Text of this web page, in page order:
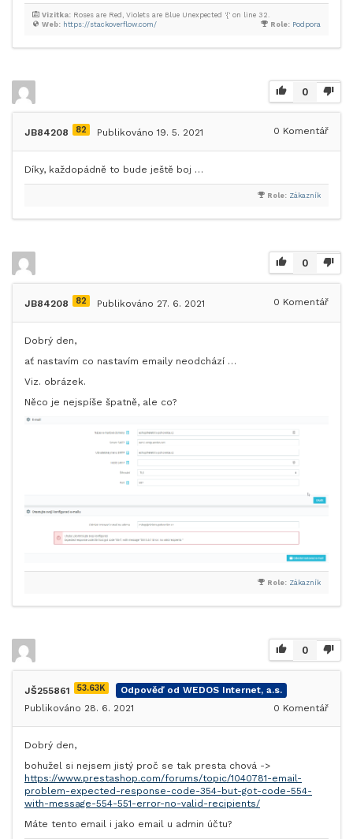
Role: Podpora
Web: https://stackoverflow.com/
Vizitka: Roses are Red, Violets are Blue Unexpected '{' on line 32.
0
JB84208 82 Publikováno 19. 5. 2021 0 Komentář
Díky, každopádně to bude ještě boj …
Role: Zákazník
0
JB84208 82 Publikováno 27. 6. 2021 0 Komentář
Dobrý den,
ať nastavím co nastavím emaily neodchází …
Viz. obrázek.
Něco je nejspíše špatně, ale co?
Role: Zákazník
0
JŠ255861 53.63K
Odpověď od WEDOS Internet, a.s.
Publikováno 28. 6. 2021
0 Komentář
Dobrý den,
bohužel si nejsem jistý proč se tak presta chová ->
https://www.prestashop.com/forums/topic/1040781-email-
problem-expected-response-code-354-but-got-code-554-
with-message-554-551-error-no-valid-recipients/
Máte tento email i jako email u admin účtu?